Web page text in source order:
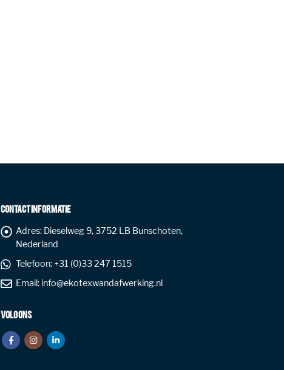
CONTACT INFORMATIE
Adres: Dieselweg 9, 3752 LB Bunschoten,
Nederland
Telefoon: +31 (0)33 247 1515
Email: info@ekotexwandafwerking.nl
VOLG ONS